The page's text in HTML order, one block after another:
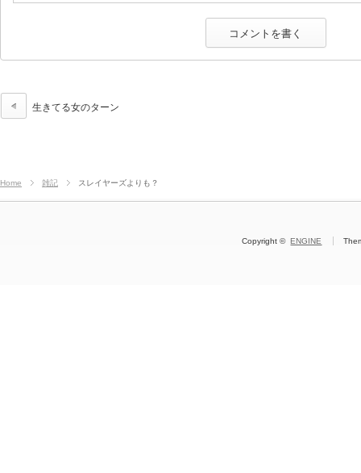
生きてる女のターン
Home 雑記 スレイヤーズよりも？
Copyright ©ENGINE